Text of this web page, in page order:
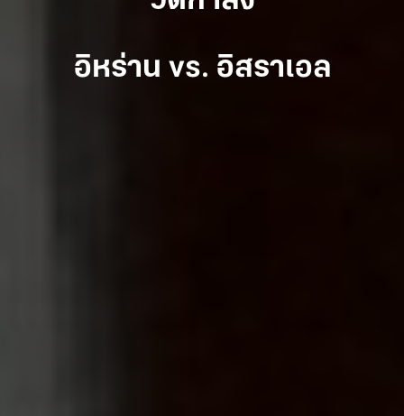
อิหร่าน vs. อิสราเอล